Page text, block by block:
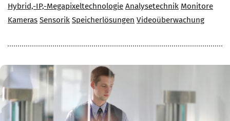
Hybrid,-IP,-Megapixeltechnologie Analysetechnik Monitore
Kameras Sensorik Speicherlösungen Videoüberwachung